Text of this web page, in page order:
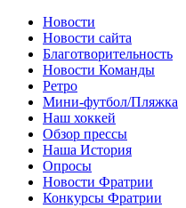
Новости
Новости сайта
Благотворительность
Новости Команды
Ретро
Мини-футбол/Пляжка
Наш хоккей
Обзор прессы
Наша История
Опросы
Новости Фратрии
Конкурсы Фратрии